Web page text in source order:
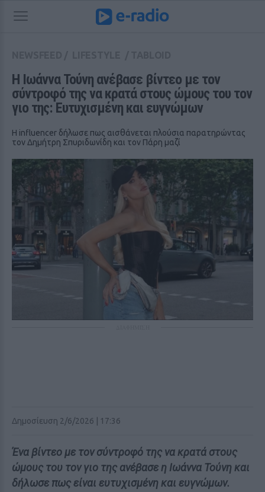
Η Ιωάννα Τούνη ανέβασε βίντεο με τον
σύντροφό της να κρατά στους ώμους του τον
γιο της: Ευτυχισμένη και ευγνώμων
Η influencer δήλωσε πως αισθάνεται πλούσια παρατηρώντας
τον Δημήτρη Σπυριδωνίδη και τον Πάρη μαζί
Δημοσίευση 2/6/2026 | 17:36
Ένα βίντεο με τον σύντροφό της να κρατά στους
ώμους του τον γιο της ανέβασε η Ιωάννα Τούνη και
δήλωσε πως είναι ευτυχισμένη και ευγνώμων.